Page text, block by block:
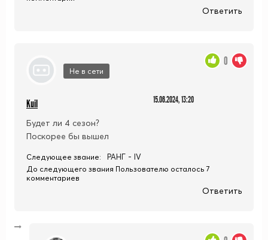
Ответить
Не в сети
Kuil 15.06.2024, 13:20
Будет ли 4 сезон?
Поскорее бы вышел
0
Следующее звание: РАНГ - IV
До следующего звания Пользователю осталось 7
комментариев
Ответить